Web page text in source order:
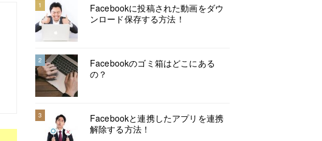
1
Facebookに投稿された動画をダウ
ンロード保存する方法！
2
Facebookのゴミ箱はどこにある
の？
3
Facebookと連携したアプリを連携
解除する方法！